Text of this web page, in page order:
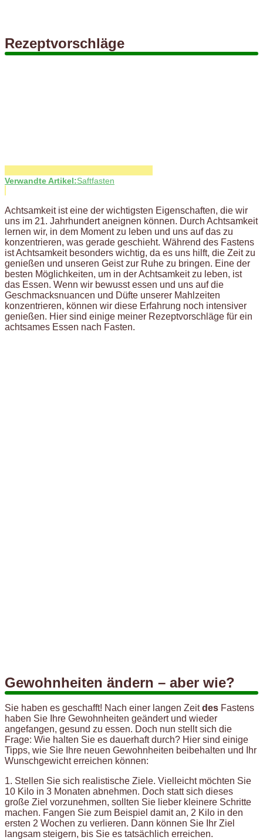
Rezeptvorschläge
Verwandte Artikel:Saftfasten
Achtsamkeit ist eine der wichtigsten Eigenschaften, die wir
uns im 21. Jahrhundert aneignen können. Durch Achtsamkeit
lernen wir, in dem Moment zu leben und uns auf das zu
konzentrieren, was gerade geschieht. Während des Fastens
ist Achtsamkeit besonders wichtig, da es uns hilft, die Zeit zu
genießen und unseren Geist zur Ruhe zu bringen. Eine der
besten Möglichkeiten, um in der Achtsamkeit zu leben, ist
das Essen. Wenn wir bewusst essen und uns auf die
Geschmacksnuancen und Düfte unserer Mahlzeiten
konzentrieren, können wir diese Erfahrung noch intensiver
genießen. Hier sind einige meiner Rezeptvorschläge für ein
achtsames Essen nach Fasten.
Gewohnheiten ändern – aber wie?
Sie haben es geschafft! Nach einer langen Zeitdes Fastens
haben Sie Ihre Gewohnheiten geändert und wieder
angefangen, gesund zu essen. Doch nun stellt sich die
Frage: Wie halten Sie es dauerhaft durch? Hier sind einige
Tipps, wie Sie Ihre neuen Gewohnheiten beibehalten und Ihr
Wunschgewicht erreichen können:
1. Stellen Sie sich realistische Ziele. Vielleicht möchten Sie
10 Kilo in 3 Monaten abnehmen. Doch statt sich dieses
große Ziel vorzunehmen, sollten Sie lieber kleinere Schritte
machen. Fangen Sie zum Beispiel damit an, 2 Kilo in den
ersten 2 Wochen zu verlieren. Dann können Sie Ihr Ziel
langsam steigern, bis Sie es tatsächlich erreichen.